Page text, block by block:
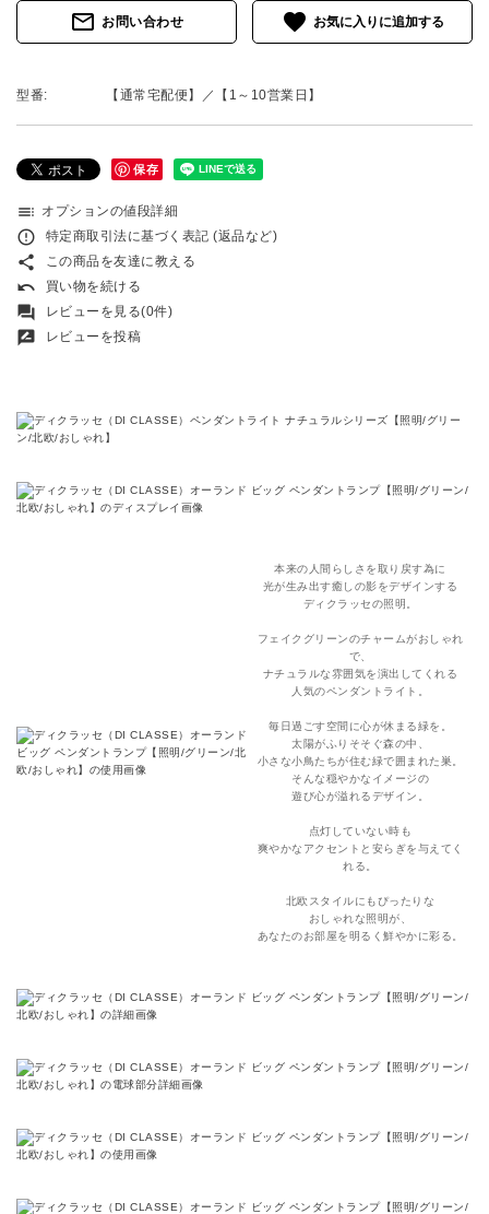
mail_outline お問い合わせ favorite
型番: 【通常宅配便】／【1～10営業日】
保存
toc オプションの値段詳細
error_outline 特定商取引法に基づく表記 (返品など)
share この商品を友達に教える
undo 買い物を続ける
forum レビューを見る(0件)
rate_review レビューを投稿
本来の人間らしさを取り戻す為に
光が生み出す癒しの影をデザインする
ディクラッセの照明。
フェイクグリーンのチャームがおしゃれ
で、
ナチュラルな雰囲気を演出してくれる
人気のペンダントライト。
毎日過ごす空間に心が休まる緑を。
太陽がふりそそぐ森の中、
小さな小鳥たちが住む緑で囲まれた巣。
そんな穏やかなイメージの
遊び心が溢れるデザイン。
点灯していない時も
爽やかなアクセントと安らぎを与えてく
れる。
北欧スタイルにもぴったりな
おしゃれな照明が、
あなたのお部屋を明るく鮮やかに彩る。